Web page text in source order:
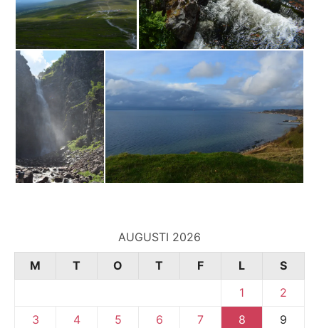
AUGUSTI 2026
M
T O T F L
S
1
2
3
4 5 6 7 8
9